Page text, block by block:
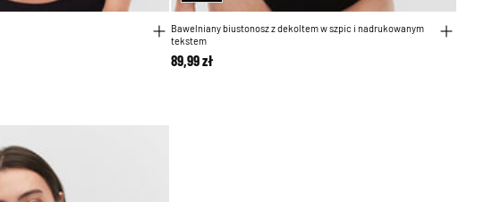
Bawelniany biustonosz z dekoltem w szpic i nadrukowanym
tekstem
89,99 zł